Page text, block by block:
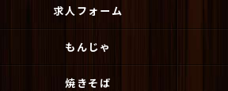
求人フォーム
もんじゃ
焼きそば